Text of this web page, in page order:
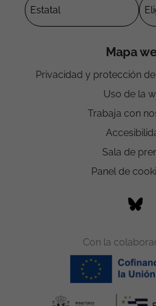
Mapa
Privacidad y protección
Uso de la
Trabaja con
Sala de
Panel de
Con la